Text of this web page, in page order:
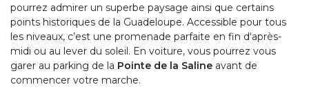
pourrez admirer un superbe paysage ainsi que certains
points historiques de la Guadeloupe. Accessible pour tous
les niveaux, c’est une promenade parfaite en fin d‘après-
midi ou au lever du soleil. En voiture, vous pourrez vous
garer au parking de la Pointe de la Saline avant de
commencer votre marche.